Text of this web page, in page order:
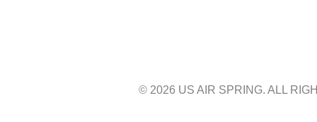
© 2026 US AIR SPRING. ALL